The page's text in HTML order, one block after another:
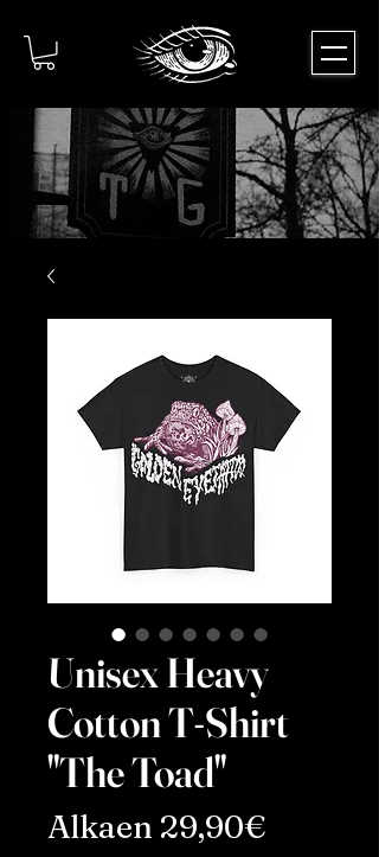
Unisex Heavy
Cotton T-Shirt
"The Toad"
Alkaen 29,90€